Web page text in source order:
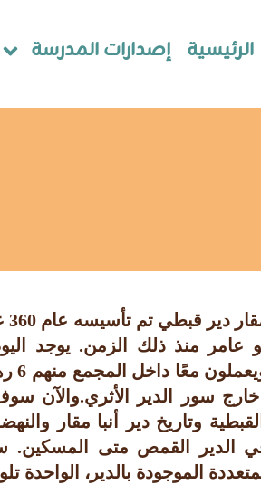
الرئيسية إصدارات المدرسة
سور الدير الأثري.والآن
القبطية وتاريخ دير أنبا مقار
في الدير القمص متى
الموجودة بالدير، الواحدة